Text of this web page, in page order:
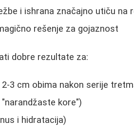
i ishrana značajno utiču na
rešenje za gojaznost
dobre rezultate za:
3 cm obima nakon serije
kore")
i hidratacija)